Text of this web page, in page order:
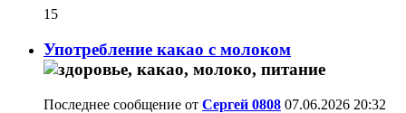
15
Употребление какао с молоком
Последнее сообщение от Сергей 0808 07.06.2026 20:32